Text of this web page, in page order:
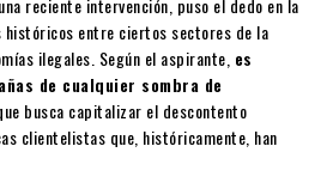
históricos entre ciertos sectores de la
ilegales. Según el aspirante, es
de cualquier sombra de
busca capitalizar el descontento
clientelistas que, históricamente, han